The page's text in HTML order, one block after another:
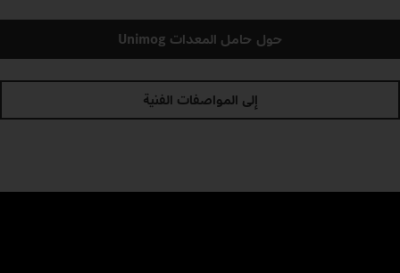
حول حامل المعدات Unimog
إلى المواصفات الفنية